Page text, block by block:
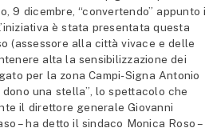
9 dicembre, “convertendo” appunto i
è stata presentata questa
(assessore alla città vivace e delle
alta la sensibilizzazione dei
per la zona Campi-Signa Antonio
una stella”, lo spettacolo che
il direttore generale Giovanni
– ha detto il sindaco Monica Roso –